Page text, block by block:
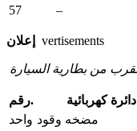
57
–
إعلان vertisements
رقم.
دائرة كهربائية
واحد مضخه وقود